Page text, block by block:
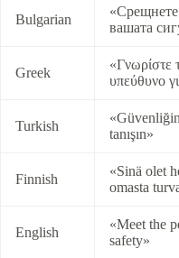
Bulgarian
«Срещнете
вашата
Greek
«Γνωρίστε
υπεύθυνο
Turkish
tanışın»
Finnish
«Sinä olet
omasta
English
«Meet the
safety»